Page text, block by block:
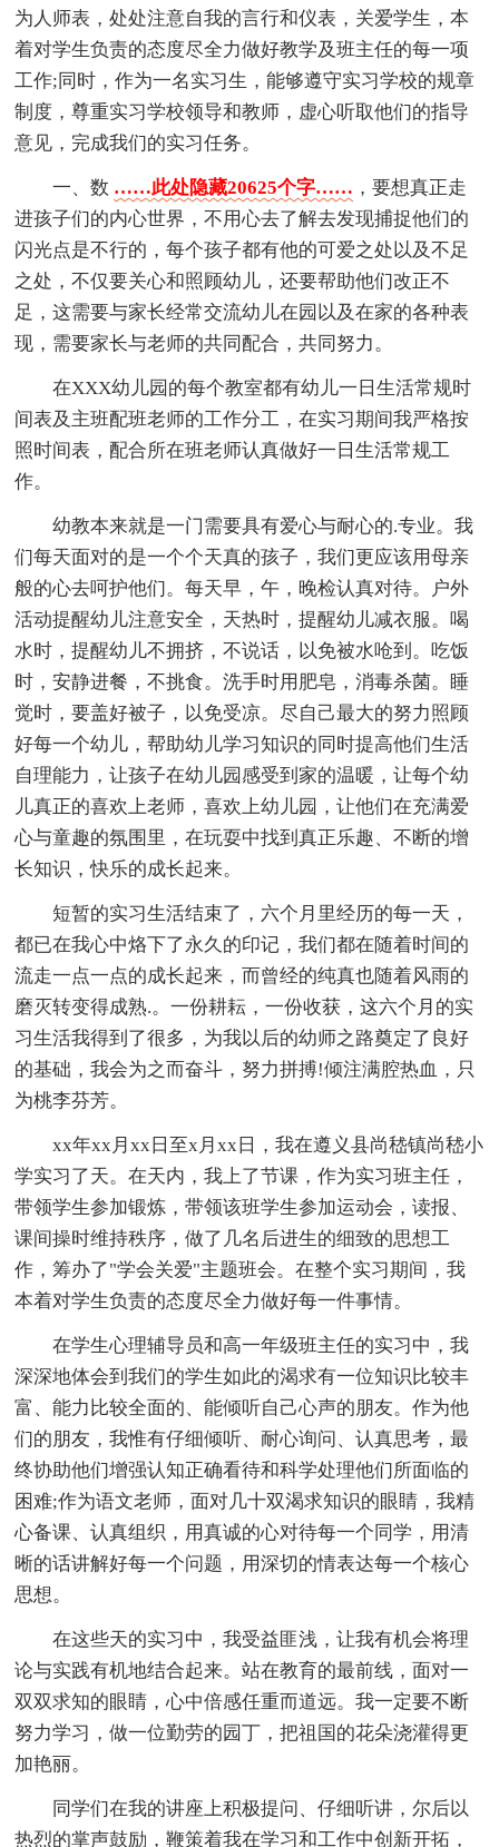
为人师表，处处注意自我的言行和仪表，关爱学生，本
着对学生负责的态度尽全力做好教学及班主任的每一项
工作;同时，作为一名实习生，能够遵守实习学校的规章
制度，尊重实习学校领导和教师，虚心听取他们的指导
意见，完成我们的实习任务。
一、数 ……此处隐藏20625个字…… ，要想真正走
进孩子们的内心世界，不用心去了解去发现捕捉他们的
闪光点是不行的，每个孩子都有他的可爱之处以及不足
之处，不仅要关心和照顾幼儿，还要帮助他们改正不
足，这需要与家长经常交流幼儿在园以及在家的各种表
现，需要家长与老师的共同配合，共同努力。
在XXX幼儿园的每个教室都有幼儿一日生活常规时
间表及主班配班老师的工作分工，在实习期间我严格按
照时间表，配合所在班老师认真做好一日生活常规工
作。
幼教本来就是一门需要具有爱心与耐心的.专业。我
们每天面对的是一个个天真的孩子，我们更应该用母亲
般的心去呵护他们。每天早，午，晚检认真对待。户外
活动提醒幼儿注意安全，天热时，提醒幼儿减衣服。喝
水时，提醒幼儿不拥挤，不说话，以免被水呛到。吃饭
时，安静进餐，不挑食。洗手时用肥皂，消毒杀菌。睡
觉时，要盖好被子，以免受凉。尽自己最大的努力照顾
好每一个幼儿，帮助幼儿学习知识的同时提高他们生活
自理能力，让孩子在幼儿园感受到家的温暖，让每个幼
儿真正的喜欢上老师，喜欢上幼儿园，让他们在充满爱
心与童趣的氛围里，在玩耍中找到真正乐趣、不断的增
长知识，快乐的成长起来。
短暂的实习生活结束了，六个月里经历的每一天，
都已在我心中烙下了永久的印记，我们都在随着时间的
流走一点一点的成长起来，而曾经的纯真也随着风雨的
磨灭转变得成熟.。一份耕耘，一份收获，这六个月的实
习生活我得到了很多，为我以后的幼师之路奠定了良好
的基础，我会为之而奋斗，努力拼搏!倾注满腔热血，只
为桃李芬芳。
xx年xx月xx日至x月xx日，我在遵义县尚嵇镇尚嵇小
学实习了天。在天内，我上了节课，作为实习班主任，
带领学生参加锻炼，带领该班学生参加运动会，读报、
课间操时维持秩序，做了几名后进生的细致的思想工
作，筹办了"学会关爱"主题班会。在整个实习期间，我
本着对学生负责的态度尽全力做好每一件事情。
在学生心理辅导员和高一年级班主任的实习中，我
深深地体会到我们的学生如此的渴求有一位知识比较丰
富、能力比较全面的、能倾听自己心声的朋友。作为他
们的朋友，我惟有仔细倾听、耐心询问、认真思考，最
终协助他们增强认知正确看待和科学处理他们所面临的
困难;作为语文老师，面对几十双渴求知识的眼睛，我精
心备课、认真组织，用真诚的心对待每一个同学，用清
晰的话讲解好每一个问题，用深切的情表达每一个核心
思想。
在这些天的实习中，我受益匪浅，让我有机会将理
论与实践有机地结合起来。站在教育的最前线，面对一
双双求知的眼睛，心中倍感任重而道远。我一定要不断
努力学习，做一位勤劳的园丁，把祖国的花朵浇灌得更
加艳丽。
同学们在我的讲座上积极提问、仔细听讲，尔后以
热烈的掌声鼓励，鞭策着我在学习和工作中创新开拓，